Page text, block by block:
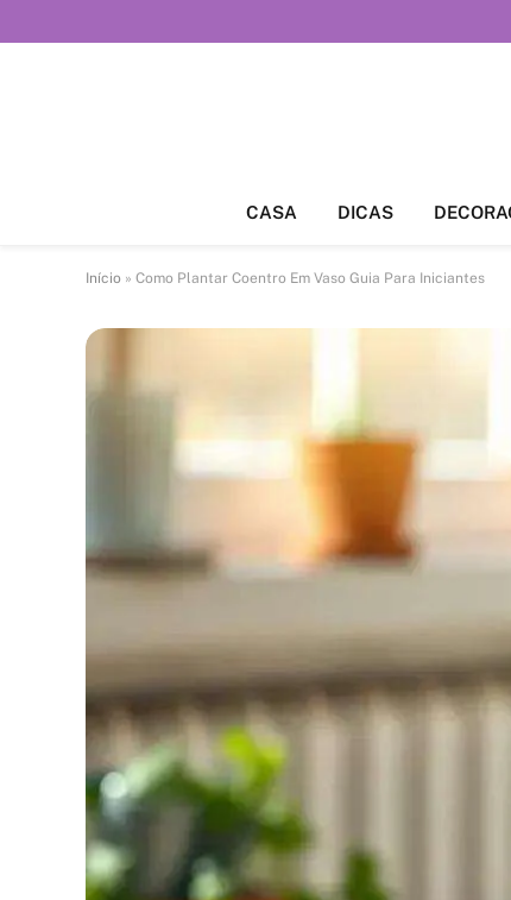
CASA DICAS
Início » Como Plantar Coentro Em Vaso Guia Para Iniciantes